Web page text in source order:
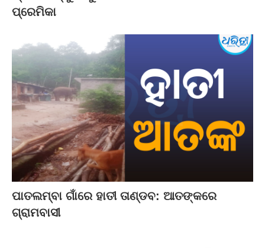
ପ୍ରେମିକା
ପାତଲମ୍ବା ଗାଁରେ ହାତୀ ତାଣ୍ଡବ: ଆତଙ୍କରେ
ଗ୍ରାମବାସୀ